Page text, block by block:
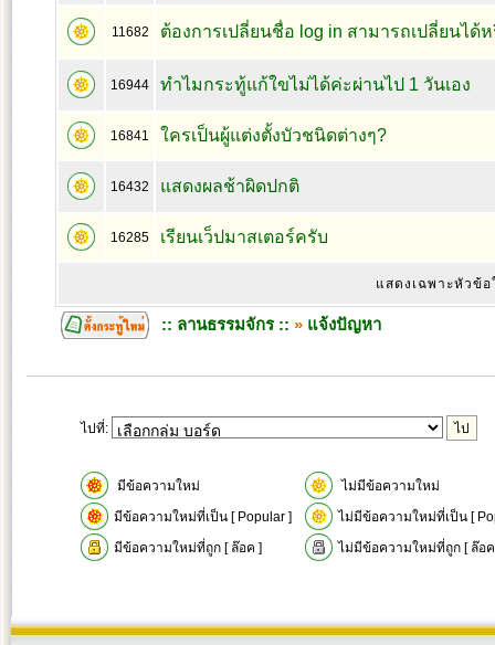
11682 ต้องการเปลี่ยนชื่อ log in สามารถเปลี่ยนได้
16944 ทำไมกระทู้แก้ใขไม่ได้ค่ะผ่านไป 1 วันเอง
16841 ใครเป็นผู้แต่งตั้งบัวชนิดต่างๆ?
16432 แสดงผลช้าผิดปกติ
16285 เรียนเว็ปมาสเตอร์ครับ
แสดงเฉพาะหัวข้อ
:: ลานธรรมจักร :: » แจ้งปัญหา
ไปที่:
มีข้อความใหม่
ไม่มีข้อความใหม่
มีข้อความใหม่ที่เป็น [ Popular ]
ไม่มีข้อความใหม่ที่เป็น [
มีข้อความใหม่ที่ถูก [ ล๊อค ]
ไม่มีข้อความใหม่ที่ถูก [ ล๊อ